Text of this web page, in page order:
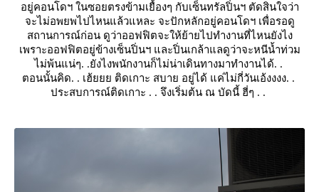
อยู่คอนโดฯ ในซอยตรงข้ามเยื้องๆ กับเซ็นทรัลปิ่นฯ ตัดสินใจว่า
จะไม่อพยพไปไหนแล้วแหละ จะปักหลักอยู่คอนโดฯ เพื่อรอดู
สถานการณ์ก่อน ดูว่าออฟฟิตจะให้ย้ายไปทำงานที่ไหนยังไง
เพราะออฟฟิตอยู่ข้างเซ็นปิ่นฯ และปิ่นเกล้าแลดูว่าจะหนีน้ำท่วม
ไม่พ้นแน่ๆ. .ยังไงพนักงานก็ไม่น่าเดินทางมาทำงานได้. .
ตอนนั้นคิด. . เฮ้ยยย ติดเกาะ สบาย อยู่ได้ แค่ไม่กี่วันเอ้งงงง. .
ประสบการณ์ติดเกาะ . . จึงเริ่มต้น ณ บัดนี้ ฮี่ๆ . .